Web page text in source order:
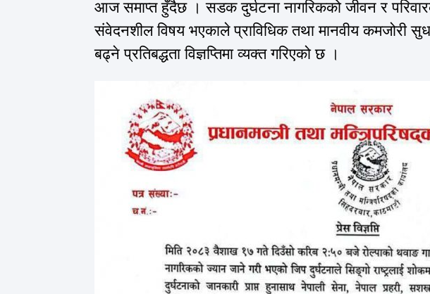
आज समाप्त हुँदैछ । सडक दुर्घटना नागरिकको जीवन र
संवेदनशील विषय भएकाले प्राविधिक तथा मानवीय कमजोरी
बढ्ने प्रतिबद्धता विज्ञप्तिमा व्यक्त गरिएको छ ।